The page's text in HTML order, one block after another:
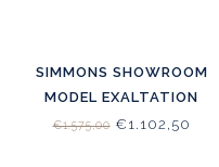
SIMMONS SHOWROOM
MODEL EXALTATION
TALALAY TOPPER 180X200
€1.575,00€1.102,50